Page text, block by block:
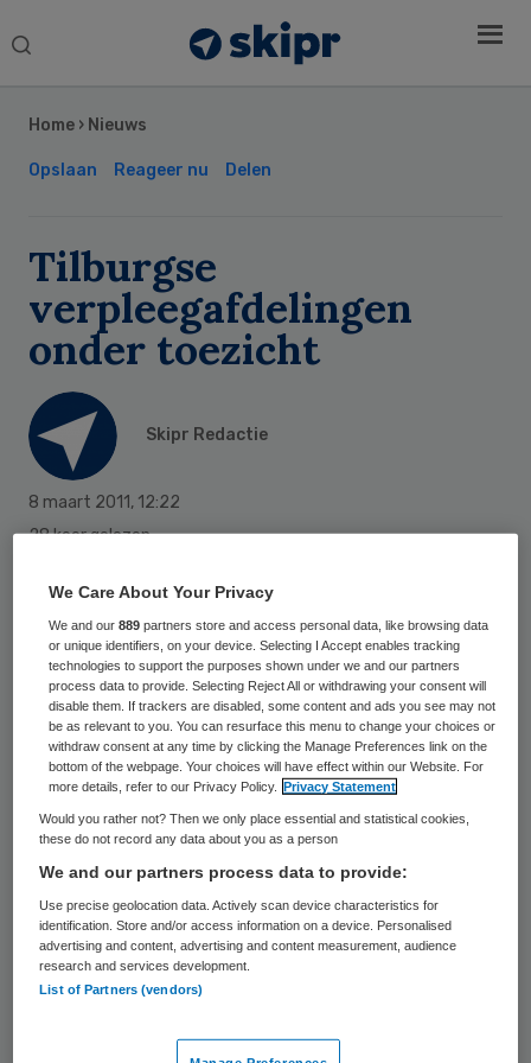
Search
Home › Nieuws
Opslaan Reageer nu Delen
Tilburgse
verpleegafdelingen
onder toezicht
Skipr Redactie
8 maart 2011, 12:22
28 keer gelezen
Twee verpleegafdelingen van het Tilburgse
verpleeghuis Mater Misericordiae staan
sinds maandag onder verscherpt toezicht
van de Inspectie voor de Gezondheidszorg.
Dat meldt Omroep Brabant.
Medicatie
De Inspectie houdt de afdelingen in de
gaten sinds in 2009 een patiënt overleed na
verkeerde medicatie. De
medicatieverstrekking bleek bij een nieuwe
Sidebar
We Care About Your Privacy
We and our889 partners store and access personal data, like browsing data
or unique identifiers, on your device. Selecting I Accept enables tracking
technologies to support the purposes shown under we and our partners
process data to provide. Selecting Reject All or withdrawing your consent will
disable them. If trackers are disabled, some content and ads you see may not
be as relevant to you. You can resurface this menu to change your choices or
withdraw consent at any time by clicking the Manage Preferences link on the
bottom of the webpage. Your choices will have effect within our Website. For
more details, refer to our Privacy Policy.
Privacy Statement
Would you rather not? Then we only place essential and statistical cookies,
these do not record any data about you as a person
We and our partners process data to provide:
Use precise geolocation data. Actively scan device characteristics for
identification. Store and/or access information on a device. Personalised
advertising and content, advertising and content measurement, audience
research and services development.
List of Partners (vendors)